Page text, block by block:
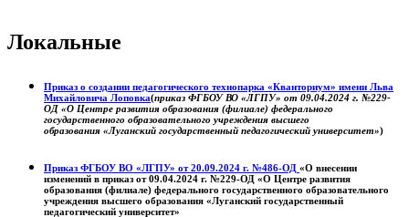
Локальные
Приказ о создании педагогического технопарка «Кванториум» имени Льва
Михайловича Лоповка(приказ ФГБОУ ВО «ЛГПУ» от 09.04.2024 г. №229-
ОД «О Центре развития образования (филиале) федерального
государственного образовательного учреждения высшего
образования «Луганский государственный педагогический университет»)
Приказ ФГБОУ ВО «ЛГПУ» от 20.09.2024 г. №486-ОД «О внесении
изменений в приказ от 09.04.2024 г. №229-ОД «О Центре развития
образования (филиале) федерального государственного образовательного
учреждения высшего образования «Луганский государственный
педагогический университет»